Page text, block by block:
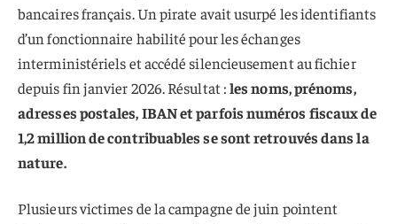
bancaires français. Un pirate avait usurpé les identifiants
d’un fonctionnaire habilité pour les échanges
interministériels et accédé silencieusement au fichier
depuis fin janvier 2026. Résultat :les noms, prénoms,
adresses postales, IBAN et parfois numéros fiscaux de
1,2 million de contribuables se sont retrouvés dans la
nature.
Plusieurs victimes de la campagne de juin pointent